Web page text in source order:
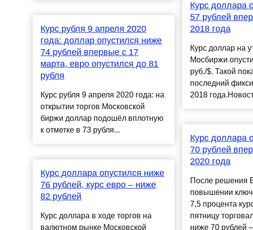
Курс рубля 9 апреля 2020
года: доллар опустился ниже
74 рублей впервые с 17
марта, евро опустился до 81
рубля
Курс рубля 9 апреля 2020 года: на
открытии торгов Московской
биржи доллар подошёл вплотную
к отметке в 73 рубля...
Курс доллара опустился ниже
76 рублей, курс евро – ниже
82 рублей
Курс доллара в ходе торгов на
валютном рынке Московской
Курс доллара
57 рублей
2018 года
Курс доллар на
Мосбиржи
руб./$. Такой
последний
2018
Курс доллара
70 рублей
2020 года
После решения
повышении
7,5 процента
пятницу
ниже 70 рублей